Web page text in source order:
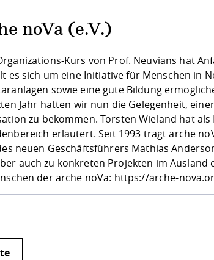
noVa (e.V.)
Kurs von Prof. Neuvians hat
es sich um eine Initiative für Menschen in
sowie eine gute Bildung
Jahr hatten wir nun die Gelegenheit,
zu bekommen. Torsten Wieland hat
erläutert. Seit 1993 trägt arche
neuen Geschäftsführers Mathias
auch zu konkreten Projekten im Ausland
der arche noVa: https://arche-